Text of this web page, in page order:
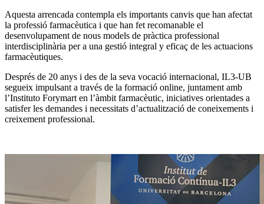
Aquesta arrencada contempla els importants canvis que han afectat
la professió farmacèutica i que han fet recomanable el
desenvolupament de nous models de pràctica professional
interdisciplinària per a una gestió integral y eficaç de les actuacions
farmacèutiques.
Després de 20 anys i des de la seva vocació internacional, IL3-UB
segueix impulsant a través de la formació online, juntament amb
l’Instituto Forymart en l’àmbit farmacèutic, iniciatives orientades a
satisfer les demandes i necessitats d’actualització de coneixements i
creixement professional.